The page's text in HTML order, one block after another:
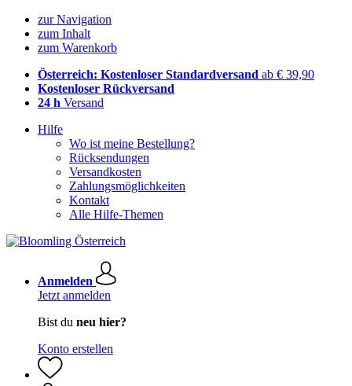
zur Navigation
zum Inhalt
zum Warenkorb
Österreich: Kostenloser Standardversand ab € 39,90
Kostenloser Rückversand
24 h Versand
Hilfe
Wo ist meine Bestellung?
Rücksendungen
Versandkosten
Zahlungsmöglichkeiten
Kontakt
Alle Hilfe-Themen
Anmelden
Jetzt anmelden
Bist du neu hier?
Konto erstellen